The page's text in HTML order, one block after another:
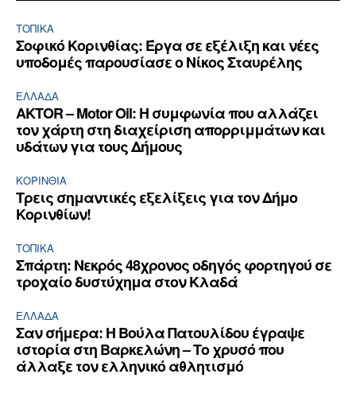
ΤΟΠΙΚΑ
Σοφικό Κορινθίας: Έργα σε εξέλιξη και νέες
υποδομές παρουσίασε ο Νίκος Σταυρέλης
ΕΛΛΆΔΑ
AKTOR – Motor Oil: Η συμφωνία που αλλάζει
τον χάρτη στη διαχείριση απορριμμάτων και
υδάτων για τους Δήμους
ΚΟΡΙΝΘΊΑ
Τρεις σημαντικές εξελίξεις για τον Δήμο
Κορινθίων!
ΤΟΠΙΚΑ
Σπάρτη: Νεκρός 48χρονος οδηγός φορτηγού σε
τροχαίο δυστύχημα στον Κλαδά
ΕΛΛΆΔΑ
Σαν σήμερα: Η Βούλα Πατουλίδου έγραψε
ιστορία στη Βαρκελώνη – Το χρυσό που
άλλαξε τον ελληνικό αθλητισμό